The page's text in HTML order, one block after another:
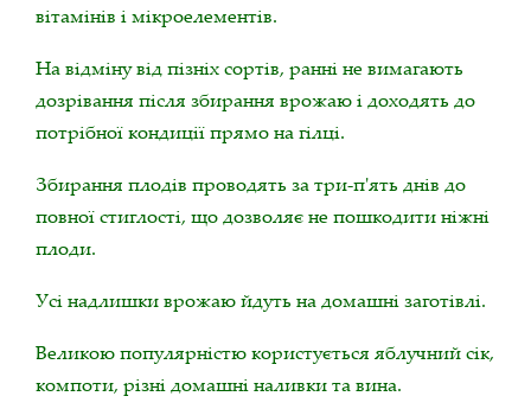
вітамінів і мікроелементів.
На відміну від пізніх сортів, ранні не вимагають
дозрівання після збирання врожаю і доходять до
потрібної кондиції прямо на гілці.
Збирання плодів проводять за три-п'ять днів до
повної стиглості, що дозволяє не пошкодити ніжні
плоди.
Усі надлишки врожаю йдуть на домашні заготівлі.
Великою популярністю користується яблучний сік,
компоти, різні домашні наливки та вина.